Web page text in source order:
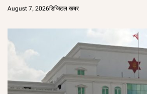
August 7, 2026डिजिटल खबर